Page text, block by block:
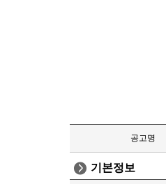
공고명
기본정보